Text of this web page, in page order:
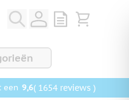
View quote,
Bekijk
een 9,6( 1654 reviews )